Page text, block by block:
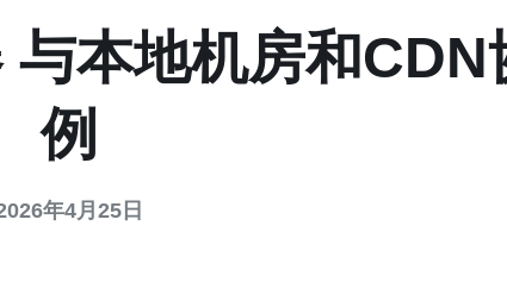
本地机房和CDN
例
年4月25日